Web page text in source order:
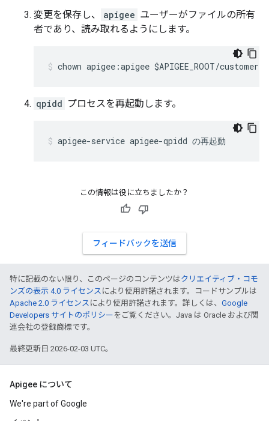
変更を保存し、 apigee ユーザーがファイルの所有
者であり、読み取れるようにします。
chown apigee:apigee $APIGEE_ROOT/
qpidd プロセスを再起動します。
apigee-service apigee-qpidd の再起動
この情報は役に立ちましたか？
フィードバックを送信
特に記載のない限り、このページのコンテンツはクリエイティブ・コモ
ンズの表示 4.0 ライセンス により使用許諾されます。コードサンプルは
Apache 2.0 ライセンス により使用許諾されます。詳しくは、 Google
Developers サイトのポリシー をご覧ください。Java は Oracle および関
連会社の登録商標です。
最終更新日 2026-02-03 UTC。
Apigee について
We're part of Google